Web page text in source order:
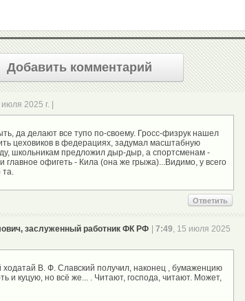
Добавить комментарий
2025 г. |
да делают все тупо по-своему. Гросс-физрук нашел
цеховиков в федерациях, задумал масштабную
школьникам предложил дыр-дыр, а спортсменам -
главное офигеть - Кила (она же грыжа)...Видимо, у всего
Ответить
заслуженный работник ФК РФ 7:49, 15 июля 2025
В. Ф. Славский получил, наконец , бумаженцию
и куцую, но всё же... . Читают, господа, читают. Может,